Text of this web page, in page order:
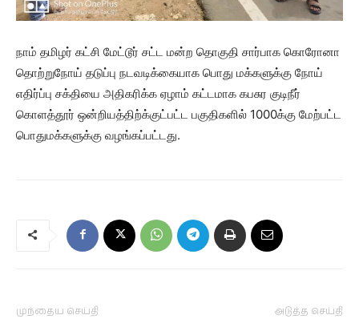
நாம் தமிழர் கட்சி மேட்டூர் சட்ட மன்ற தொகுதி சார்பாக கொரோனா
தொற்றுநோய் தடுப்பு நடவடிக்கையாக பொது மக்களுக்கு நோய்
எதிர்ப்பு சக்தியை அதிகரிக்க ஏழாம் கட்டமாக கபசுர குடிநீர்
கொளத்தூர் ஒன்றியத்திற்க்குட்பட்ட பகுதிகளில் 1000க்கு மேற்பட்ட
பொதுமக்களுக்கு வழங்கப்பட்டது.
முந்தைய செய்தி அடுத்த செய்தி